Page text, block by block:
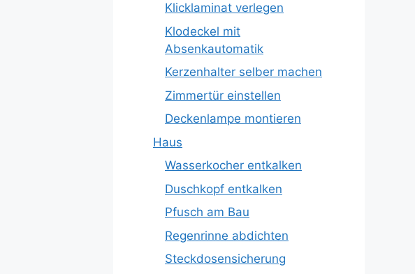
Klicklaminat verlegen
Klodeckel mit
Absenkautomatik
Kerzenhalter selber machen
Zimmertür einstellen
Deckenlampe montieren
Haus
Wasserkocher entkalken
Duschkopf entkalken
Pfusch am Bau
Regenrinne abdichten
Steckdosensicherung